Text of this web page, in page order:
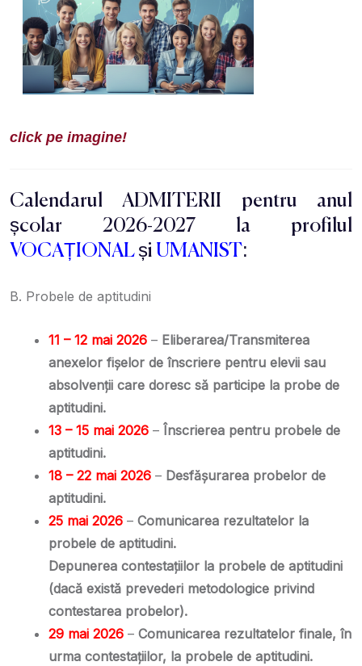
click pe imagine!
Calendarul ADMITERII pentru anul
școlar 2026-2027 la profilul
VOCAȚIONAL și UMANIST:
B. Probele de aptitudini
11 – 12 mai 2026 – Eliberarea/Transmiterea
anexelor fişelor de înscriere pentru elevii sau
absolvenţii care doresc să participe la probe de
aptitudini.
13 – 15 mai 2026 – Înscrierea pentru probele de
aptitudini.
18 – 22 mai 2026 – Desfăşurarea probelor de
aptitudini.
25 mai 2026 – Comunicarea rezultatelor la
probele de aptitudini.
Depunerea contestaţiilor la probele de aptitudini
(dacă există prevederi metodologice privind
contestarea probelor).
29 mai 2026 – Comunicarea rezultatelor finale, în
urma contestaţiilor, la probele de aptitudini.